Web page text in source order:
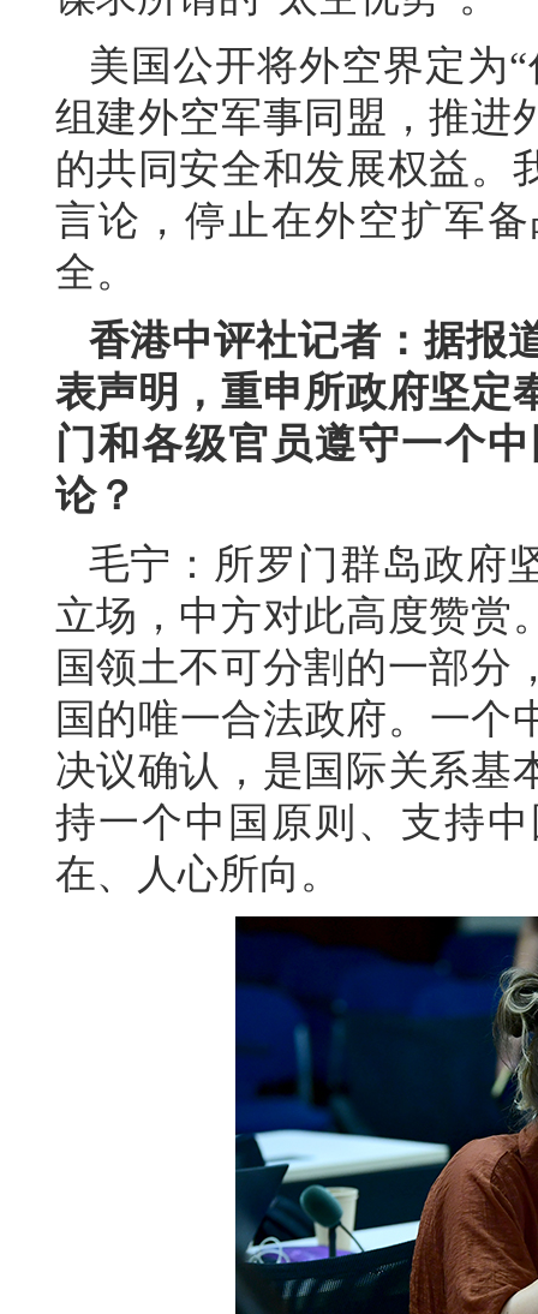
美国公开将外空界定为
组建外空军事同盟，推进
的共同安全和发展权益。
言论，停止在外空扩军
全。
香港中评社记者：据报
表声明，重申所政府坚定
门和各级官员遵守一个
论？
毛宁：所罗门群岛政府
立场，中方对此高度赞赏
国领土不可分割的一部分
国的唯一合法政府。一个
决议确认，是国际关系基
持一个中国原则、支持
在、人心所向。